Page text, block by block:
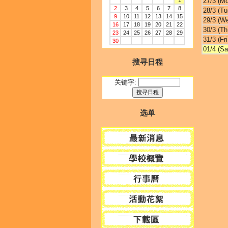
2
3 4 5 6 7
8
9
10 11 12 13 14
15
16
17 18 19 20 21
22
23
24 25 26 27 28
29
30
搜寻日程
关键字:
选单
28/3
29/3
30/3
31/3
01/4